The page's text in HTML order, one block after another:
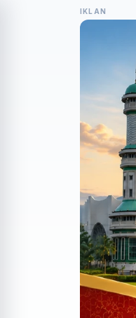
IKLAN